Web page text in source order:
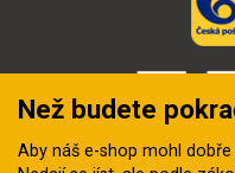
Než budete
Aby náš e-shop mohl